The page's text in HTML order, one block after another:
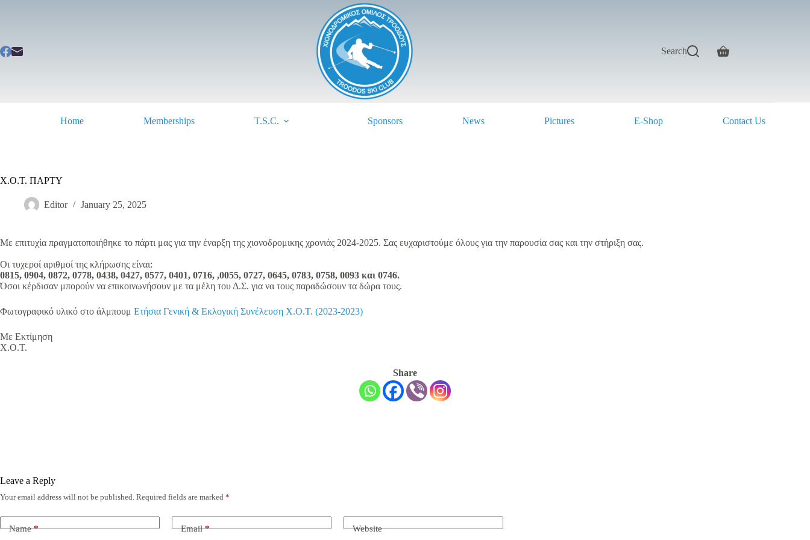
Search
Shopping
Home Memberships T.S.C. Sponsors News Pictures E-Shop Contact Us
X.O.T. ΠΑΡΤΥ
Editor January 25, 2025
Με επιτυχία πραγματοποιήθηκε το πάρτι μας για την έναρξη της χιονοδρομικης χρονιάς 2024-2025. Σας ευχαριστούμε όλους για την παρουσία σας και την στήριξη σας.
Οι τυχεροί αριθμοί της κλήρωσης είναι:
0815, 0904, 0872, 0778, 0438, 0427, 0577, 0401, 0716, ,0055, 0727, 0645, 0783, 0758, 0093 και 0746.
Όσοι κέρδισαν μπορούν να επικοινωνήσουν με τα μέλη του Δ.Σ. για να τους παραδώσουν τα δώρα τους.
Φωτογραφικό υλικό στο άλμπουμ Ετήσια Γενική & Εκλογική Συνέλευση Χ.Ο.Τ. (2023-2023)
Με Εκτίμηση
Χ.Ο.Τ.
Share
Leave a Reply
Your email address will not be published. Required fields are marked *
Name* Email* Website